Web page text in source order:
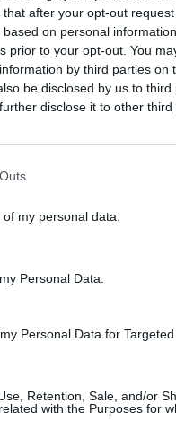
after your opt-out
on personal
prior to your opt-out. You
by third parties on
be disclosed by us to
disclose it to other third
my personal data.
Personal Data.
Personal Data for Targeted
Retention, Sale, and/or
with the Purposes for